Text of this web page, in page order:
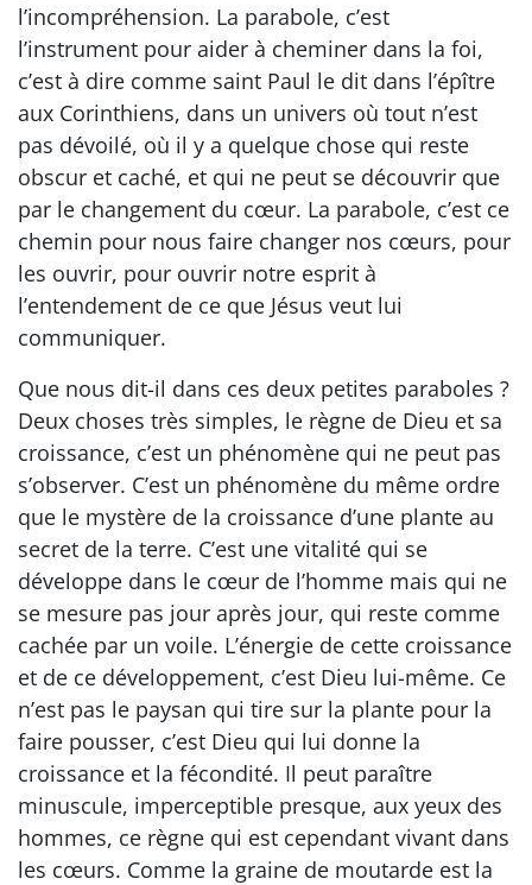
l’incompréhension. La parabole, c’est
l’instrument pour aider à cheminer dans la foi,
c’est à dire comme saint Paul le dit dans l’épître
aux Corinthiens, dans un univers où tout n’est
pas dévoilé, où il y a quelque chose qui reste
obscur et caché, et qui ne peut se découvrir que
par le changement du cœur. La parabole, c’est ce
chemin pour nous faire changer nos cœurs, pour
les ouvrir, pour ouvrir notre esprit à
l’entendement de ce que Jésus veut lui
communiquer.
Que nous dit-il dans ces deux petites paraboles ?
Deux choses très simples, le règne de Dieu et sa
croissance, c’est un phénomène qui ne peut pas
s’observer. C’est un phénomène du même ordre
que le mystère de la croissance d’une plante au
secret de la terre. C’est une vitalité qui se
développe dans le cœur de l’homme mais qui ne
se mesure pas jour après jour, qui reste comme
cachée par un voile. L’énergie de cette croissance
et de ce développement, c’est Dieu lui-même. Ce
n’est pas le paysan qui tire sur la plante pour la
faire pousser, c’est Dieu qui lui donne la
croissance et la fécondité. Il peut paraître
minuscule, imperceptible presque, aux yeux des
hommes, ce règne qui est cependant vivant dans
les cœurs. Comme la graine de moutarde est la